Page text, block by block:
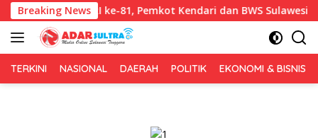
Langsung
ke
konten
Breaking News
HUT RI ke-81, Pemkot Kendari dan BWS Sulawesi IV
TERKINI NASIONAL DAERAH POLITIK EKONOMI & BISNIS